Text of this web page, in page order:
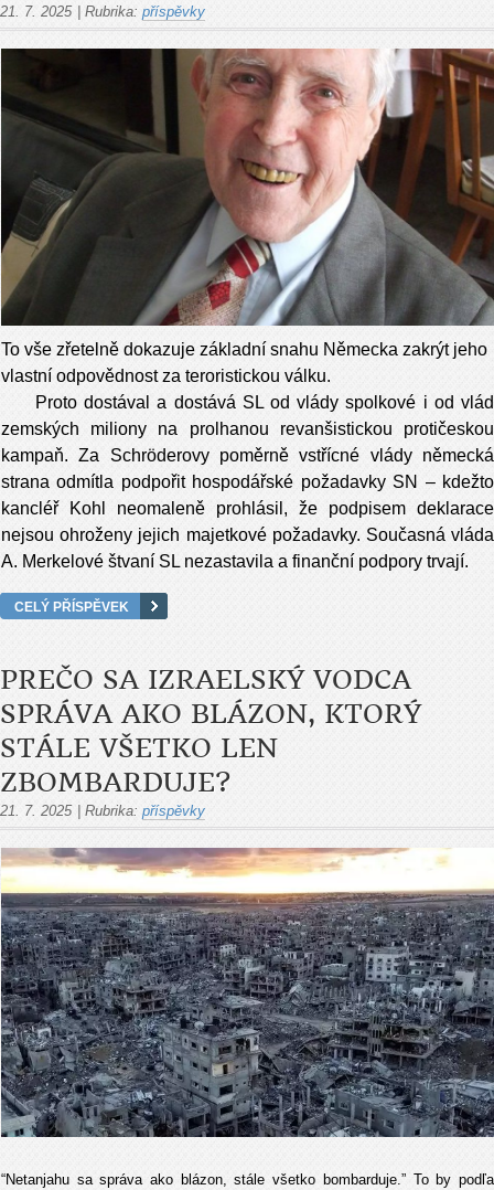
21. 7. 2025 | Rubrika: příspěvky
To vše zřetelně dokazuje základní snahu Německa zakrýt jeho
vlastní odpovědnost za teroristickou válku.
Proto dostával a dostává SL od vlády spolkové i od vlád
zemských miliony na prolhanou revanšistickou protičeskou
kampaň. Za Schröderovy poměrně vstřícné vlády německá
strana odmítla podpořit hospodářské požadavky SN – kdežto
kancléř Kohl neomaleně prohlásil, že podpisem deklarace
nejsou ohroženy jejich majetkové požadavky. Současná vláda
A. Merkelové štvaní SL nezastavila a finanční podpory trvají.
CELÝ PŘÍSPĚVEK
PREČO SA IZRAELSKÝ VODCA
SPRÁVA AKO BLÁZON, KTORÝ
STÁLE VŠETKO LEN
ZBOMBARDUJE?
21. 7. 2025 Rubrika: příspěvky
“Netanjahu sa správa ako blázon, stále všetko bombarduje.” To by podľa